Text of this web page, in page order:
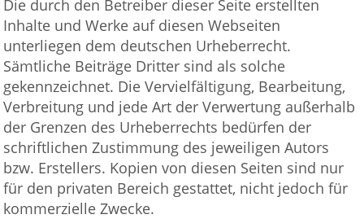
Die durch den Betreiber dieser Seite erstellten
Inhalte und Werke auf diesen Webseiten
unterliegen dem deutschen Urheberrecht.
Sämtliche Beiträge Dritter sind als solche
gekennzeichnet. Die Vervielfältigung, Bearbeitung,
Verbreitung und jede Art der Verwertung außerhalb
der Grenzen des Urheberrechts bedürfen der
schriftlichen Zustimmung des jeweiligen Autors
bzw. Erstellers. Kopien von diesen Seiten sind nur
für den privaten Bereich gestattet, nicht jedoch für
kommerzielle Zwecke.